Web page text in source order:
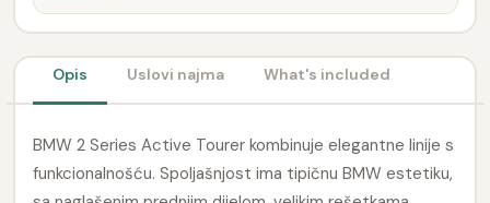
Opis Uslovi najma What's included
BMW 2 Series Active Tourer kombinuje elegantne linije s
funkcionalnošću. Spoljašnjost ima tipičnu BMW estetiku,